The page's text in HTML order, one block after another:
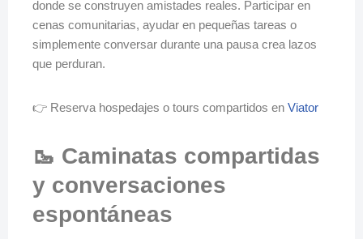
donde se construyen amistades reales. Participar en
cenas comunitarias, ayudar en pequeñas tareas o
simplemente conversar durante una pausa crea lazos
que perduran.
👉 Reserva hospedajes o tours compartidos en Viator
🥾 Caminatas compartidas
y conversaciones
espontáneas